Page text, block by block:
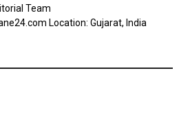
Team
Location: Gujarat, India